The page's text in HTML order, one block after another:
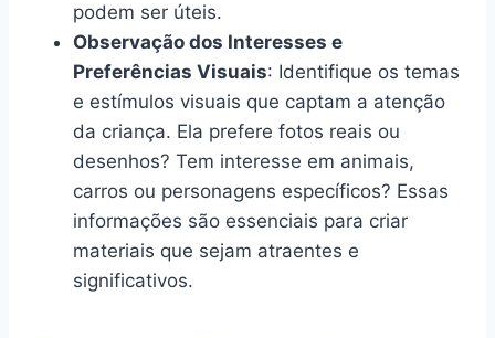
podem ser úteis.
Observação dos Interesses e
Preferências Visuais: Identifique os temas
e estímulos visuais que captam a atenção
da criança. Ela prefere fotos reais ou
desenhos? Tem interesse em animais,
carros ou personagens específicos? Essas
informações são essenciais para criar
materiais que sejam atraentes e
significativos.